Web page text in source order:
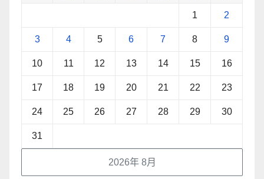
2026年 8月
1 2
3 4 5 6 7 8 9
10 11 12 13 14 15 16
17 18 19 20 21 22 23
24 25 26 27 28 29 30
31